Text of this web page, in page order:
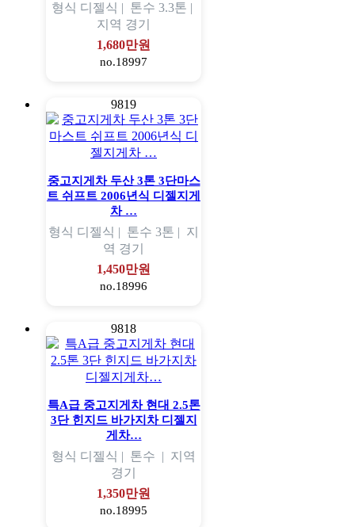
형식 디젤식 | 톤수 3.3톤 |
지역 경기
1,680만원
no.18997
9819
중고지게차 두산 3톤 3단마스
트 쉬프트 2006년식 디젤지게
차 …
형식 디젤식 | 톤수 3톤 | 지
역 경기
1,450만원
no.18996
9818
특A급 중고지게차 현대 2.5톤
3단 힌지드 바가지차 디젤지
게차…
형식 디젤식 | 톤수 | 지역
경기
1,350만원
no.18995